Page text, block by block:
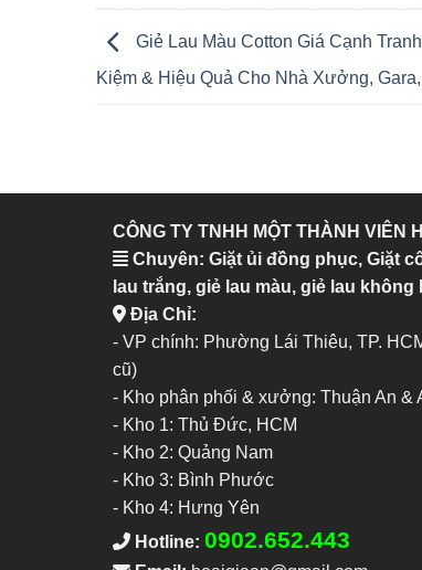
Giẻ Lau Màu Cotton Giá Cạnh
Kiệm & Hiệu Quả Cho Nhà Xưởng,
CÔNG TY TNHH MỘT THÀNH VIÊN
Chuyên: Giặt ủi đồng phục, Giặt
lau trắng, giẻ lau màu, giẻ lau
Địa Chỉ:
- VP chính: Phường Lái Thiêu, TP.
cũ)
- Kho phân phối & xưởng: Thuận An &
- Kho 1: Thủ Đức, HCM
- Kho 2: Quảng Nam
- Kho 3: Bình Phước
- Kho 4: Hưng Yên
Hotline: 0902.652.443